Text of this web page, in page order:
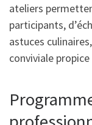
ateliers
participants,
astuces
conviviale